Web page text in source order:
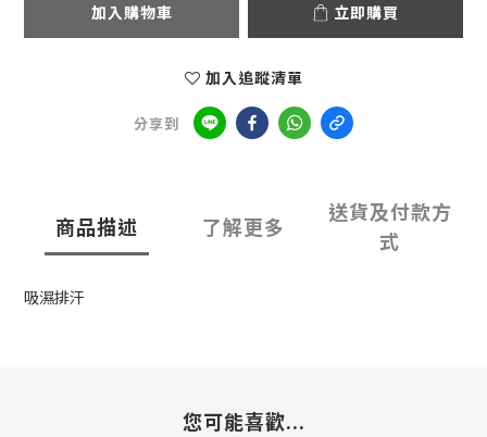
加入購物車 立即購買
加入追蹤清單
分享到
商品描述 了解更多
送貨及付款方
式
吸濕排汗
您可能喜歡...